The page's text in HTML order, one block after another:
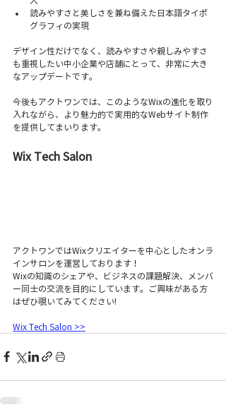
読みやすさと美しさを兼ね備えた日本語タイポ
グラフィの実現
デザイン性だけでなく、読みやすさや親しみやすさ
も重視したい中小企業や店舗にとって、非常に大き
なアップデートです。
今後もアクトワンでは、このようなWixの進化を取り
入れながら、より魅力的で実用的なWebサイト制作
を提供してまいります。
Wix Tech Salon
アクトワンではWixクリエイターを中心としたオンラ
インサロンを運営しております！
Wixの知識のシェアや、ビジネスの課題解決、メンバ
ー同士の交流を目的にしています。ご興味がある方
はぜひ覗いてみてください!
Wix Tech Salon >>